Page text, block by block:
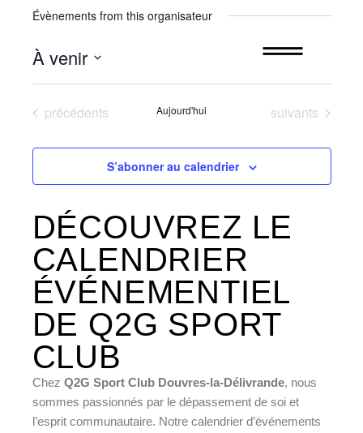
Évènements from this organisateur
À venir
date.Évènements
précédents Aujourd'hui Évènements
suivants
S’abonner au calendrier
DÉCOUVREZ LE
CALENDRIER
ÉVÉNEMENTIEL
DE Q2G SPORT
CLUB
Chez Q2G Sport Club Douvres-la-Délivrande, nous
sommes passionnés par le dépassement de soi et
l’esprit communautaire. Notre calendrier d’événements